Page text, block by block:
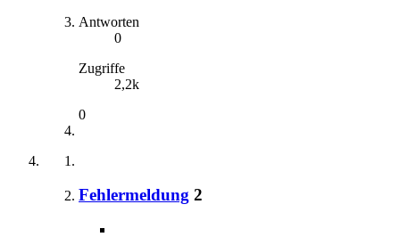
Antworten
0
Zugriffe
2,2k
0
Fehlermeldung 2